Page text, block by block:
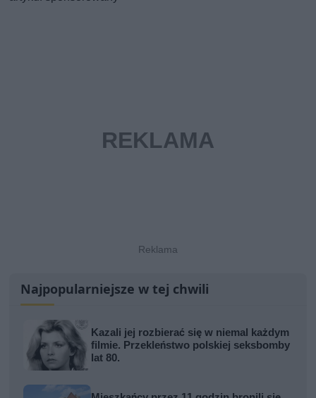
Najpopularniejsze w tej chwili
Kazali jej rozbierać się w niemal każdym
filmie. Przekleństwo polskiej seksbomby
lat 80.